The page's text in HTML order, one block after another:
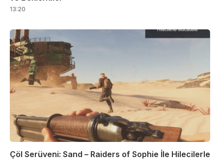
13:20
Çöl Serüveni: Sand – Raiders of Sophie İle Hilecilerle